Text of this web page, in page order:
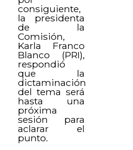
consiguiente,
la presidenta
de la
Comisión,
Karla Franco
Blanco (PRI),
respondió
que la
dictaminación
del tema será
hasta una
próxima
sesión para
aclarar el
punto.